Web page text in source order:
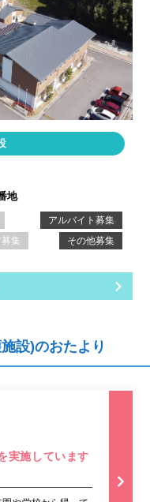
地
アルバイト募集
集 その他募集
設)のおたより
実施しています